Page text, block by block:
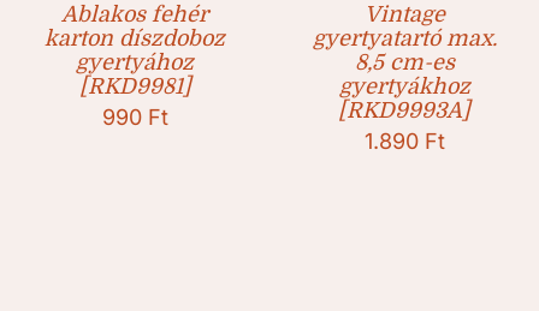
Ablakos fehér
karton díszdoboz
gyertyához
[RKD9981]
990 Ft
Vintage
gyertyatartó max.
8,5 cm-es
gyertyákhoz
[RKD9993A]
1.890 Ft